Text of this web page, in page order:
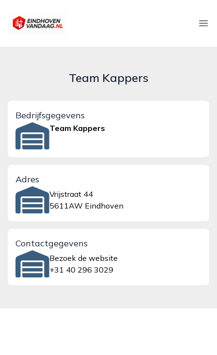
eindhovenvandaag.nl
Team Kappers
Bedrijfsgegevens
Team Kappers
Adres
Vrijstraat 44
5611AW Eindhoven
Contactgegevens
Bezoek de website
+31 40 296 3029